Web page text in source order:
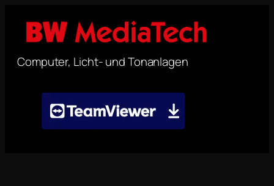
Inhalt
springen
Computer, Licht- und Tonanlagen